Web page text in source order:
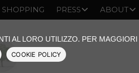
SHOPPING PRESS ABOUT
AL LORO UTILIZZO. PER
COOKIE POLICY